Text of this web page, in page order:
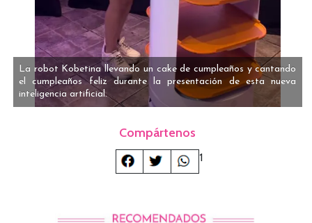
La robot Kobetina llevando un cake de cumpleaños y cantando
el cumpleaños feliz durante la presentación de esta nueva
inteligencia artificial.
Compártenos
1